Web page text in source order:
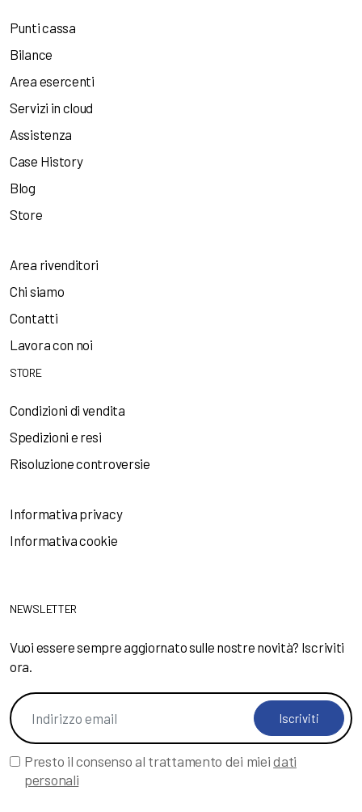
Punti cassa
Bilance
Area esercenti
Servizi in cloud
Assistenza
Case History
Blog
Store
Area rivenditori
Chi siamo
Contatti
Lavora con noi
STORE
Condizioni di vendita
Spedizioni e resi
Risoluzione controversie
Informativa privacy
Informativa cookie
NEWSLETTER
Vuoi essere sempre aggiornato sulle nostre novità? Iscriviti
ora.
Iscriviti
Presto il consenso al trattamento dei mieidati
personali